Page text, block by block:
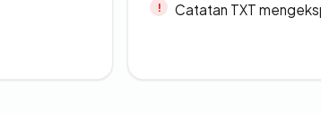
Catatan TXT